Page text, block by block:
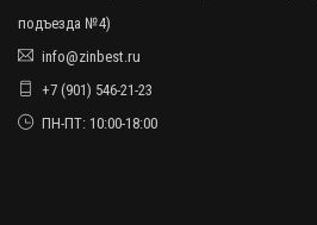
подъезда №4)
info@zinbest.ru
+7 (901) 546-21-23
ПН-ПТ: 10:00-18:00